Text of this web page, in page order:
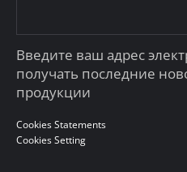
Введите ваш адрес
получать последние
продукции
Cookies Statements
Cookies Setting